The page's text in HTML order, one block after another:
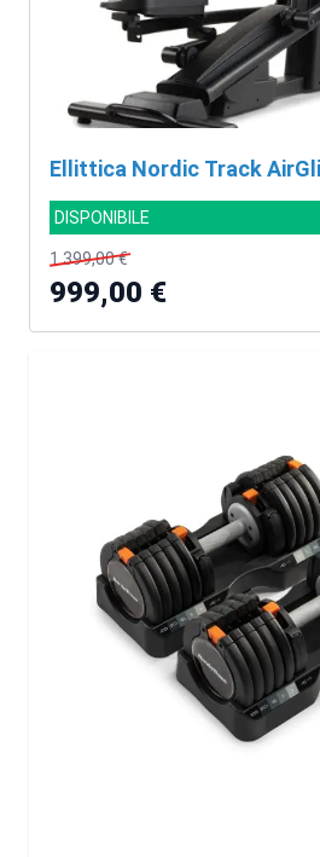
Ellittica Nordic Track
DISPONIBILE
1.399,00 €
999,00 €